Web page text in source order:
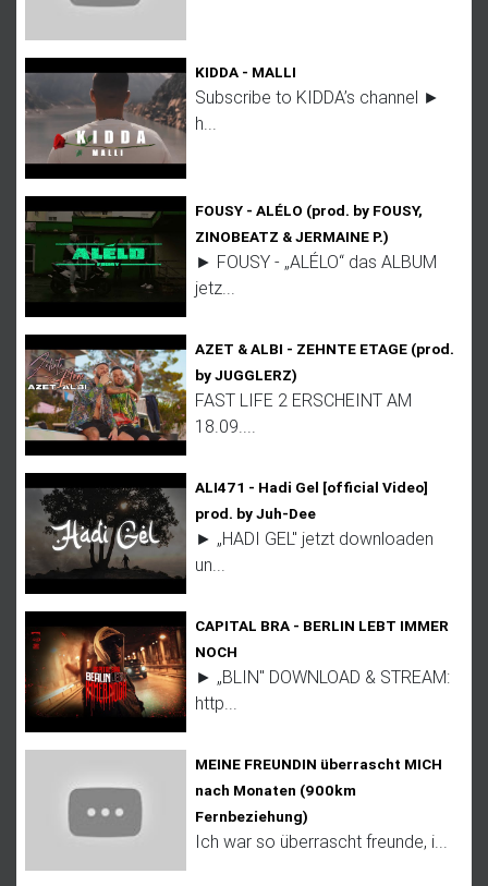
KIDDA - MALLI
Subscribe to KIDDA’s channel ►
h...
FOUSY - ALÉLO (prod. by FOUSY,
ZINOBEATZ & JERMAINE P.)
► FOUSY - „ALÉLO“ das ALBUM
jetz...
AZET & ALBI - ZEHNTE ETAGE (prod.
by JUGGLERZ)
FAST LIFE 2 ERSCHEINT AM
18.09....
ALI471 - Hadi Gel [official Video]
prod. by Juh-Dee
► „HADI GEL" jetzt downloaden
un...
CAPITAL BRA - BERLIN LEBT IMMER
NOCH
► „BLIN" DOWNLOAD & STREAM:
http...
MEINE FREUNDIN überrascht MICH
nach Monaten (900km
Fernbeziehung)
Ich war so überrascht freunde, i...